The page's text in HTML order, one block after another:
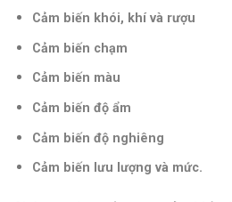
Cảm biến khói, khí và rượu
Cảm biến chạm
Cảm biến màu
Cảm biến độ ẩm
Cảm biến độ nghiêng
Cảm biến lưu lượng và mức.